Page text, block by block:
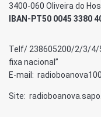
3400-060 Oliveira do
IBAN-PT50 0045 3380
Telf/ 238605200/2/3/4/
fixa nacional”
E-mail:
Site: